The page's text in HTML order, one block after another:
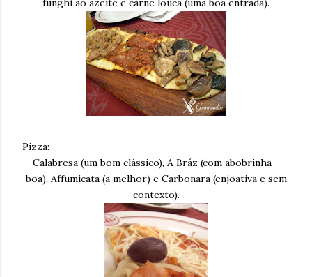
funghi ao azeite e carne louca (uma boa entrada).
Pizza:
Calabresa (um bom clássico), A Bráz (com abobrinha -
boa), Affumicata (a melhor) e Carbonara (enjoativa e sem
contexto).